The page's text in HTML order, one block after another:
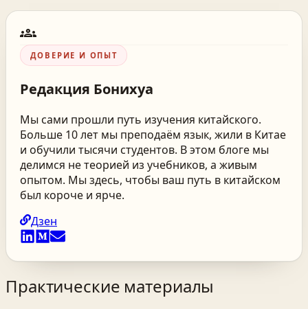
groups
ДОВЕРИЕ И ОПЫТ
Редакция Бонихуа
Мы сами прошли путь изучения китайского.
Больше 10 лет мы преподаём язык, жили в Китае
и обучили тысячи студентов. В этом блоге мы
делимся не теорией из учебников, а живым
опытом. Мы здесь, чтобы ваш путь в китайском
был короче и ярче.
Дзен
Практические материалы